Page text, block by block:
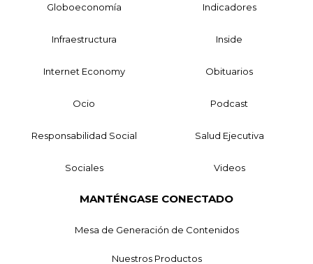
Globoeconomía Indicadores
Infraestructura Inside
Internet Economy Obituarios
Ocio Podcast
Responsabilidad Social Salud Ejecutiva
Sociales Videos
MANTÉNGASE CONECTADO
Mesa de Generación de Contenidos
Nuestros Productos